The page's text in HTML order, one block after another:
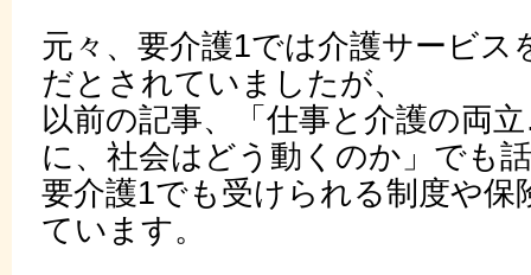
元々、要介護1では介護サービス
だとされていましたが、
以前の記事、「仕事と介護の両
に、社会はどう動くのか」でも
要介護1でも受けられる制度や保
ています。